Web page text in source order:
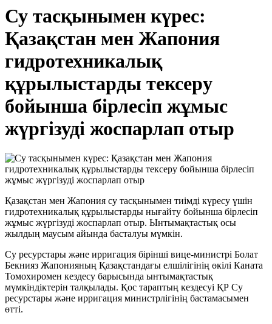
Су тасқынымен күрес:
Қазақстан мен Жапония
гидротехникалық
құрылыстарды тексеру
бойынша бірлесіп жұмыс
жүргізуді жоспарлап отыр
Қазақстан мен Жапония су тасқынымен тиімді күресу үшін
гидротехникалық құрылыстарды нығайту бойынша бірлесіп
жұмыс жүргізуді жоспарлап отыр. Ынтымақтастық осы
жылдың маусым айында басталуы мүмкін.
Су ресурстары және ирригация бірінші вице-министрі Болат
Бекнияз Жапонияның Қазақстандағы елшілігінің өкілі Каната
Томохиромен кездесу барысында ынтымақтастық
мүмкіндіктерін талқылады. Қос тараптың кездесуі ҚР Су
ресурстары және ирригация министрлігінің бастамасымен
өтті.